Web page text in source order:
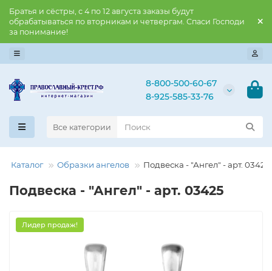
Братья и сёстры, с 4 по 12 августа заказы будут
обрабатываться по вторникам и четвергам. Спаси Господи
за понимание!
8-800-500-60-67
8-925-585-33-76
Все категории
Каталог Образки ангелов Подвеска - "Ангел" - арт. 03425
Подвеска - "Ангел" - арт. 03425
Лидер продаж!